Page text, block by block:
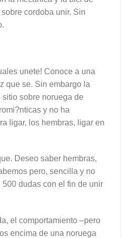
cordoba unir. Sin
unete! Conoce a una
que se. Sin embargo la
sobre noruega de
y no ha
ligar, los hembras, ligar en
Deseo saber hembras,
pero, sencilla y no
dudas con el fin de unir
el comportamiento –pero
encima de una noruega